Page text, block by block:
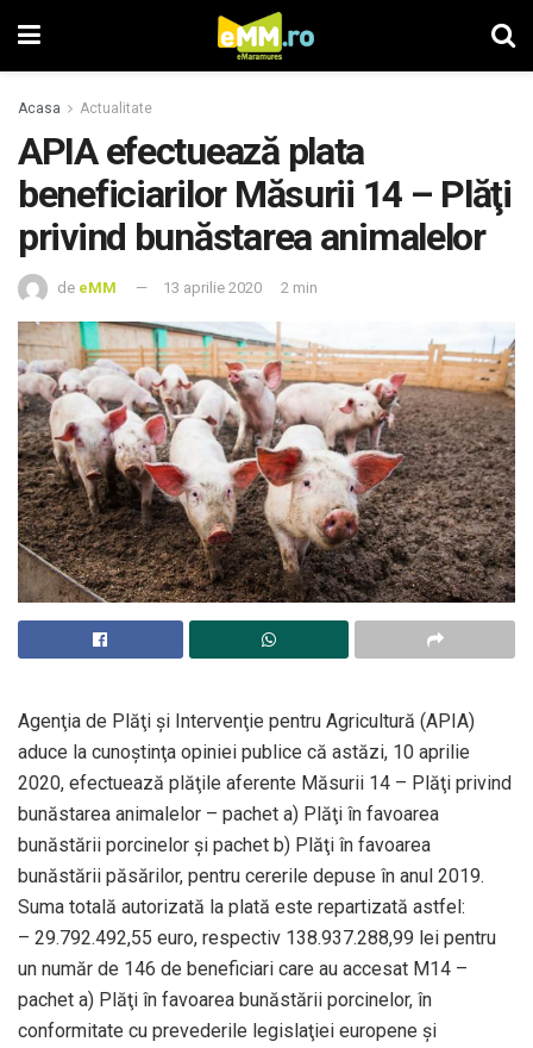
Acasa Actualitate
APIA efectuează plata
beneficiarilor Măsurii 14 – Plăţi
privind bunăstarea animalelor
de eMM 13 aprilie 2020 2 min
Agenţia de Plăţi şi Intervenţie pentru Agricultură (APIA)
aduce la cunoştinţa opiniei publice că astăzi, 10 aprilie
2020, efectuează plăţile aferente Măsurii 14 – Plăţi privind
bunăstarea animalelor – pachet a) Plăţi în favoarea
bunăstării porcinelor şi pachet b) Plăţi în favoarea
bunăstării păsărilor, pentru cererile depuse în anul 2019.
Suma totală autorizată la plată este repartizată astfel:
– 29.792.492,55 euro, respectiv 138.937.288,99 lei pentru
un număr de 146 de beneficiari care au accesat M14 –
pachet a) Plăţi în favoarea bunăstării porcinelor, în
conformitate cu prevederile legislaţiei europene şi